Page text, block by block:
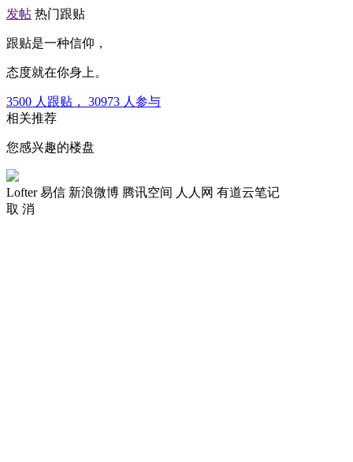
发帖 热门跟贴
跟贴是一种信仰，
态度就在你身上。
3500 人跟贴， 30973 人参与
相关推荐
您感兴趣的楼盘
Lofter 易信 新浪微博 腾讯空间 人人网 有道云笔记
取 消